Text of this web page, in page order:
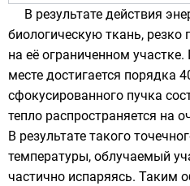
В результате действия
биологическую ткань, резко
на её ограниченном
месте достигается порядка
сфокусированного пучка
тепло распространяется на
В результате такого
температуры, облучаемый
частично испаряясь. Таким